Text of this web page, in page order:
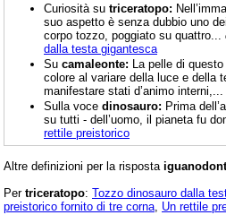
Curiosità su triceratopo:
suo aspetto è senza dubbio uno
corpo tozzo, poggiato su quattro...
dalla testa gigantesca
Su camaleonte: La pelle di
colore al variare della luce e della
manifestare stati d’animo interni,...
Sulla voce dinosauro: Prima
su tutti - dell’uomo, il pianeta fu
rettile preistorico
Altre definizioni per la risposta
Per triceratopo: Tozzo dinosauro dalla
preistorico fornito di tre corna Un rettile